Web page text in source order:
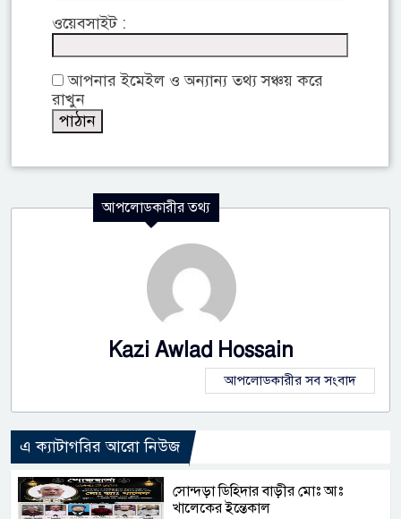
ওয়েবসাইট :
আপনার ইমেইল ও অন্যান্য তথ্য সঞ্চয় করে
রাখুন
আপলোডকারীর তথ্য
Kazi Awlad Hossain
আপলোডকারীর সব সংবাদ
এ ক্যাটাগরির আরো নিউজ
সোন্দড়া ডিহিদার বাড়ীর মোঃ আঃ
খালেকের ইন্তেকাল